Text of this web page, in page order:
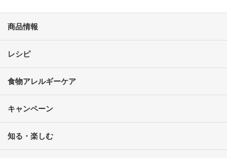
商品情報
レシピ
食物アレルギーケア
キャンペーン
知る・楽しむ